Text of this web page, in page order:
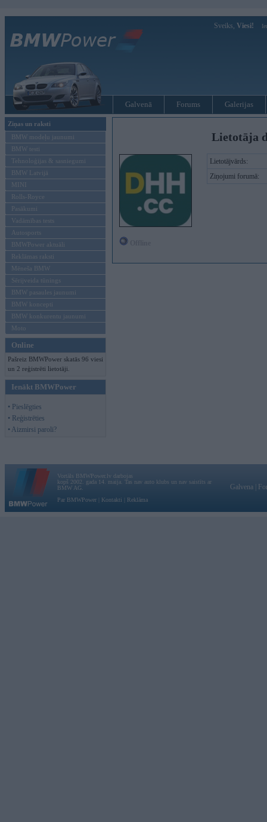
Sveiks, Viesi!
Galvenā Forums Galerijas
Ziņas un raksti
BMW modeļu jaunumi
BMW testi
Tehnoloģijas & sasniegumi
BMW Latvijā
MINI
Rolls-Royce
Pasākumi
Vadāmības tests
Autosports
BMWPower aktuāli
Reklāmas raksti
Mēneša BMW
Sērijveida tūnings
BMW pasaules jaunumi
BMW koncepti
BMW konkurentu jaunumi
Moto
Online
Pašreiz BMWPower skatās 96 viesi
un 2 reģistrēti lietotāji.
Ienākt BMWPower
• Pieslēgties
• Reģistrēties
• Aizmirsi paroli?
Lietotāja
Lietotājvārds:
Ziņojumi forumā:
Vortāls BMWPower.lv darbojas
kopš 2002. gada 14. maija. Tas nav auto klubs un nav saistīts ar
BMW AG.
Par BMWPower
Kontakti Reklāma
Galvena